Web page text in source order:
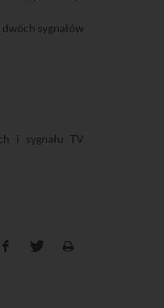
sygnałów
i sygnału TV